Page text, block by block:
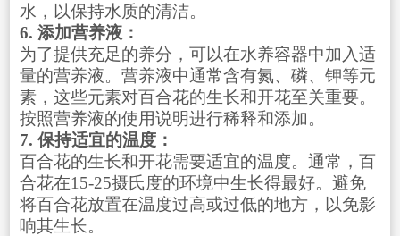
水，以保持水质的清洁。
6. 添加营养液：
为了提供充足的养分，可以在水养容器中加入适
量的营养液。营养液中通常含有氮、磷、钾等元
素，这些元素对百合花的生长和开花至关重要。
按照营养液的使用说明进行稀释和添加。
7. 保持适宜的温度：
百合花的生长和开花需要适宜的温度。通常，百
合花在15-25摄氏度的环境中生长得最好。避免
将百合花放置在温度过高或过低的地方，以免影
响其生长。